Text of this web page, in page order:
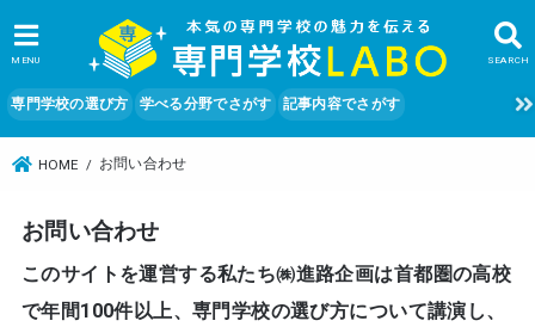
SEARCH
MENU
専門学校の選び方 学べる分野でさがす 記事内容でさがす
HOME お問い合わせ
お問い合わせ
このサイトを運営する私たち㈱進路企画は首都圏の高校
で年間100件以上、専門学校の選び方について講演し、